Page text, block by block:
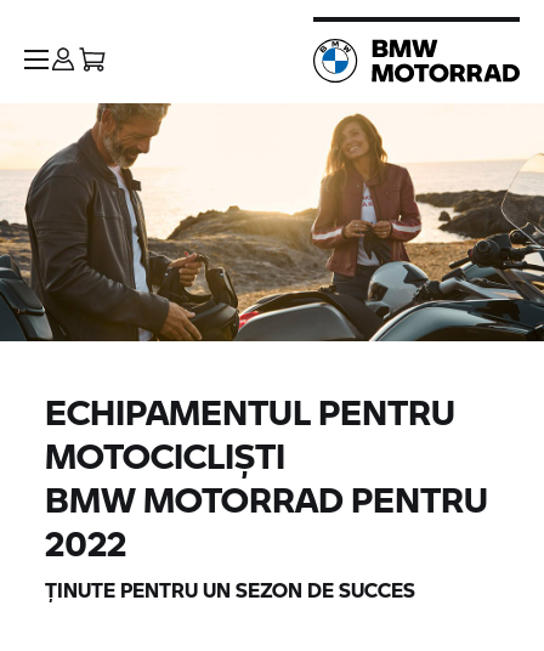
ECHIPAMENTUL PENTRU
MOTOCICLIȘTI
BMW MOTORRADPENTRU
2022
ȚINUTE PENTRU UN SEZON DE SUCCES